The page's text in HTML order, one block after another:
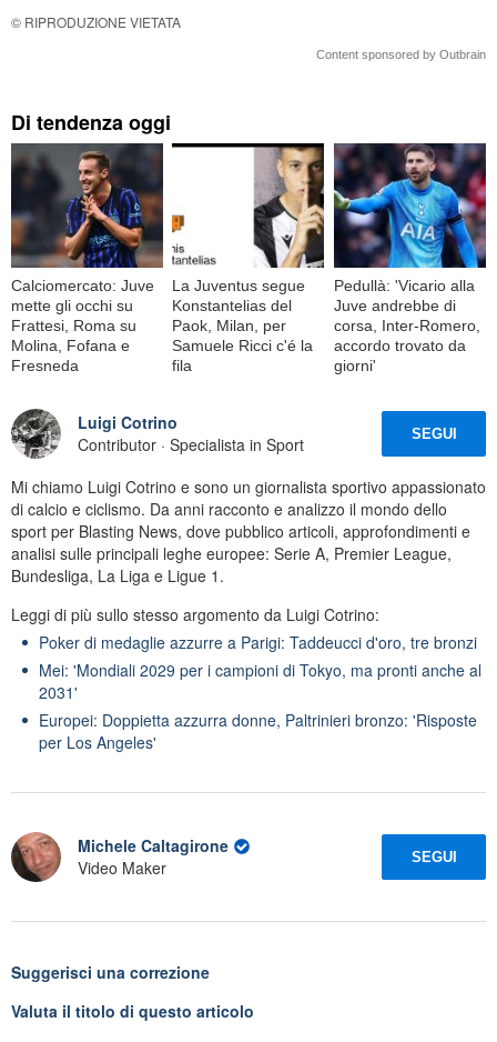
© RIPRODUZIONE VIETATA
Content sponsored by Outbrain
Di tendenza oggi
Calciomercato: Juve
mette gli occhi su
Frattesi, Roma su
Molina, Fofana e
Fresneda
La Juventus segue
Konstantelias del
Paok, Milan, per
Samuele Ricci c'é la
fila
Pedullà: 'Vicario alla
Juve andrebbe di
corsa, Inter-Romero,
accordo trovato da
giorni'
Luigi Cotrino
Contributor · Specialista in Sport
SEGUI
Mi chiamo Luigi Cotrino e sono un giornalista sportivo appassionato
di calcio e ciclismo. Da anni racconto e analizzo il mondo dello
sport per Blasting News, dove pubblico articoli, approfondimenti e
analisi sulle principali leghe europee: Serie A, Premier League,
Bundesliga, La Liga e Ligue 1.
Leggi di più sullo stesso argomento da Luigi Cotrino:
Poker di medaglie azzurre a Parigi: Taddeucci d'oro, tre bronzi
Mei: 'Mondiali 2029 per i campioni di Tokyo, ma pronti anche al
2031'
Europei: Doppietta azzurra donne, Paltrinieri bronzo: 'Risposte
per Los Angeles'
Michele Caltagirone
Video Maker
SEGUI
Suggerisci una correzione
Valuta il titolo di questo articolo